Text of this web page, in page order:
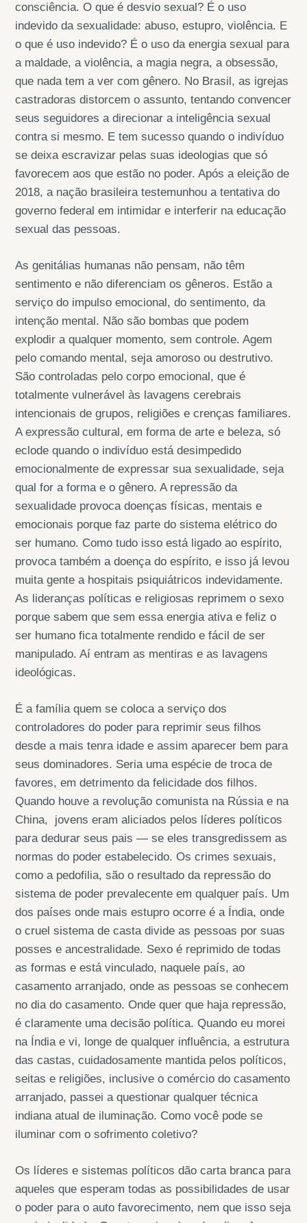
consciência. O que é desvio sexual? É o uso
indevido da sexualidade: abuso, estupro, violência. E
o que é uso indevido? É o uso da energia sexual para
a maldade, a violência, a magia negra, a obsessão,
que nada tem a ver com gênero. No Brasil, as igrejas
castradoras distorcem o assunto, tentando convencer
seus seguidores a direcionar a inteligência sexual
contra si mesmo. E tem sucesso quando o indivíduo
se deixa escravizar pelas suas ideologias que só
favorecem aos que estão no poder. Após a eleição de
2018, a nação brasileira testemunhou a tentativa do
governo federal em intimidar e interferir na educação
sexual das pessoas.
As genitálias humanas não pensam, não têm
sentimento e não diferenciam os gêneros. Estão a
serviço do impulso emocional, do sentimento, da
intenção mental. Não são bombas que podem
explodir a qualquer momento, sem controle. Agem
pelo comando mental, seja amoroso ou destrutivo.
São controladas pelo corpo emocional, que é
totalmente vulnerável às lavagens cerebrais
intencionais de grupos, religiões e crenças familiares.
A expressão cultural, em forma de arte e beleza, só
eclode quando o indivíduo está desimpedido
emocionalmente de expressar sua sexualidade, seja
qual for a forma e o gênero. A repressão da
sexualidade provoca doenças físicas, mentais e
emocionais porque faz parte do sistema elétrico do
ser humano. Como tudo isso está ligado ao espírito,
provoca também a doença do espírito, e isso já levou
muita gente a hospitais psiquiátricos indevidamente.
As lideranças políticas e religiosas reprimem o sexo
porque sabem que sem essa energia ativa e feliz o
ser humano fica totalmente rendido e fácil de ser
manipulado. Aí entram as mentiras e as lavagens
ideológicas.
É a família quem se coloca a serviço dos
controladores do poder para reprimir seus filhos
desde a mais tenra idade e assim aparecer bem para
seus dominadores. Seria uma espécie de troca de
favores, em detrimento da felicidade dos filhos.
Quando houve a revolução comunista na Rússia e na
China, jovens eram aliciados pelos líderes políticos
para dedurar seus pais — se eles transgredissem as
normas do poder estabelecido. Os crimes sexuais,
como a pedofilia, são o resultado da repressão do
sistema de poder prevalecente em qualquer país. Um
dos países onde mais estupro ocorre é a Índia, onde
o cruel sistema de casta divide as pessoas por suas
posses e ancestralidade. Sexo é reprimido de todas
as formas e está vinculado, naquele país, ao
casamento arranjado, onde as pessoas se conhecem
no dia do casamento. Onde quer que haja repressão,
é claramente uma decisão política. Quando eu morei
na Índia e vi, longe de qualquer influência, a estrutura
das castas, cuidadosamente mantida pelos políticos,
seitas e religiões, inclusive o comércio do casamento
arranjado, passei a questionar qualquer técnica
indiana atual de iluminação. Como você pode se
iluminar com o sofrimento coletivo?
Os líderes e sistemas políticos dão carta branca para
aqueles que esperam todas as possibilidades de usar
o poder para o auto favorecimento, nem que isso seja